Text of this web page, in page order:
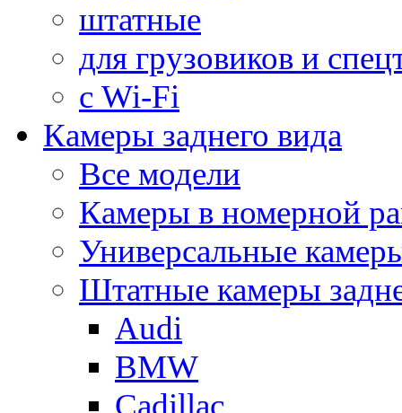
штатные
для грузовиков и
с Wi-Fi
Камеры заднего вида
Все модели
Камеры в номерной
Универсальные
Штатные камеры
Audi
BMW
Cadillac